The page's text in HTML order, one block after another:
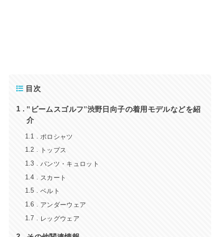
目次
1
‟ビームスゴルフ”渋野日向子の着用モデルなどを紹
介
1.1 ポロシャツ
1.2 トップス
1.3 パンツ・キュロット
1.4 スカート
1.5 ベルト
1.6 アンダーウェア
1.7 レッグウェア